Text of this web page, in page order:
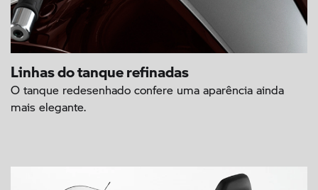
Linhas do tanque refinadas
O tanque redesenhado confere uma aparência ainda
mais elegante.